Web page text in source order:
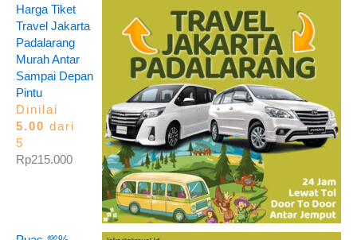
Harga Tiket
Travel Jakarta
Padalarang
Murah Antar
Sampai Depan
Pintu
Dinilai
5.00 dari
5
Rp215.000